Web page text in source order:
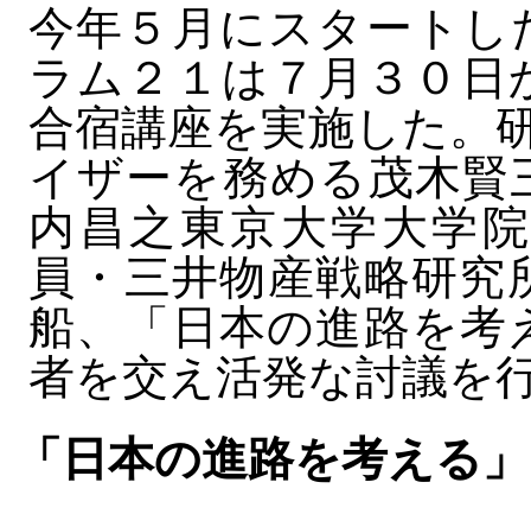
今年５月にスタートし
ラム２１は７月３０
合宿講座を実施した。
イザーを務める茂木
内昌之東京大学大学
員・三井物産戦略研
船、「日本の進路を考
者を交え活発な討議を
「日本の進路を考える